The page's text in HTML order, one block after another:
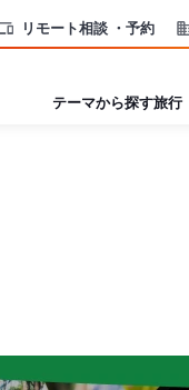
リモート相談 ・予約
テーマから探す旅行